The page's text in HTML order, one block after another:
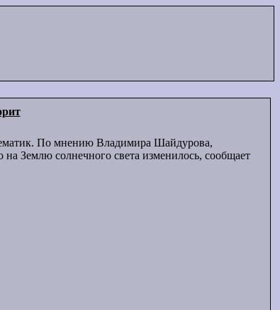
По мнению Владимира Шайдурова,
на Землю солнечного света изменилось, сообщает